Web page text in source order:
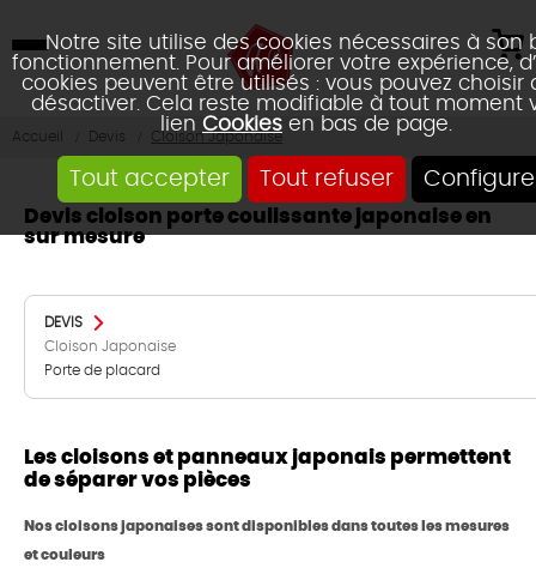
Notre site utilise des cookies nécessaires à son
fonctionnement. Pour améliorer votre expérience,
cookies peuvent être utilisés : vous pouvez choisir
désactiver. Cela reste modifiable à tout moment
lien Cookies en bas de page.
Tout accepter Tout refuser
Accueil Devis Cloison Japonaise
Devis cloison porte coulissante japonaise en
sur mesure
DEVIS
Cloison Japonaise
Porte de placard
Les cloisons et panneaux japonais permettent
de séparer vos pièces
Nos cloisons japonaises sont disponibles dans toutes les mesures
et couleurs